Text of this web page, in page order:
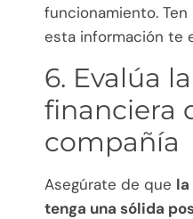
funcionamiento.
esta información te
6. Evalúa
financiera
compañía
Asegúrate de que la
tenga una sólida